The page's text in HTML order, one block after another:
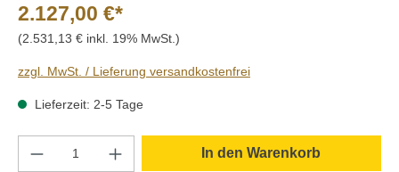
2.127,00 €*
(2.531,13 € inkl. 19% MwSt.)
zzgl. MwSt. / Lieferung versandkostenfrei
Lieferzeit: 2-5 Tage
Produkt Anzahl: Gib den gewünschten
In den Warenkorb